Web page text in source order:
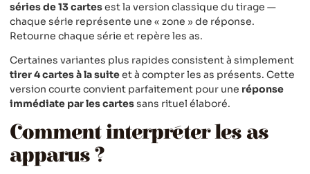
séries de 13 cartesest la version classique du tirage —
chaque série représente une « zone » de réponse.
Retourne chaque série et repère les as.
Certaines variantes plus rapides consistent à simplement
tirer 4 cartes à la suiteet à compter les as présents. Cette
version courte convient parfaitement pour une réponse
immédiate par les cartessans rituel élaboré.
Comment interpréter les as
apparus ?